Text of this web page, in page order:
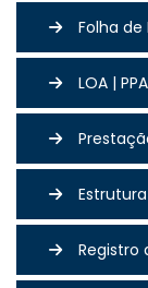
Folha
LOA |
Registro